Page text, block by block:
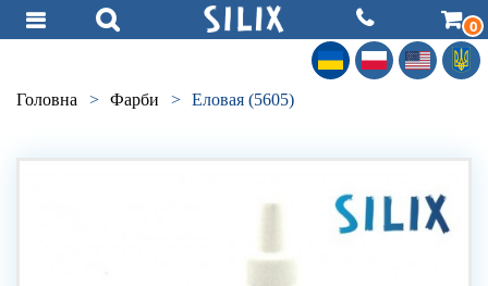
0
Головна > Фарби > Еловая (5605)